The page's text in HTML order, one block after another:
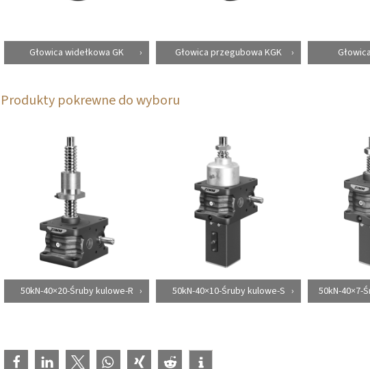
Głowica widełkowa GK Głowica przegubowa KGK
Produkty pokrewne do wyboru
50kN-40×20-Śruby kulowe-R 50kN-40×10-Śruby kulowe-S 50kN-40×7-